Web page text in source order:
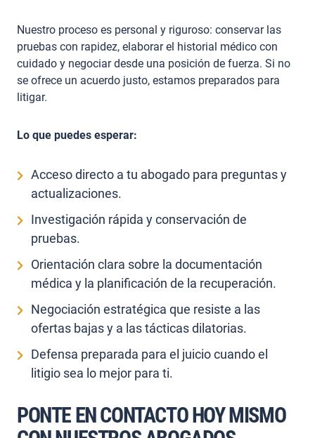
Nuestro proceso es personal y riguroso: conservar las
pruebas con rapidez, elaborar el historial médico con
cuidado y negociar desde una posición de fuerza. Si no
se ofrece un acuerdo justo, estamos preparados para
litigar.
Lo que puedes esperar:
Acceso directo a tu abogado para preguntas y
actualizaciones.
Investigación rápida y conservación de
pruebas.
Orientación clara sobre la documentación
médica y la planificación de la recuperación.
Negociación estratégica que resiste a las
ofertas bajas y a las tácticas dilatorias.
Defensa preparada para el juicio cuando el
litigio sea lo mejor para ti.
PONTE EN CONTACTO HOY MISMO